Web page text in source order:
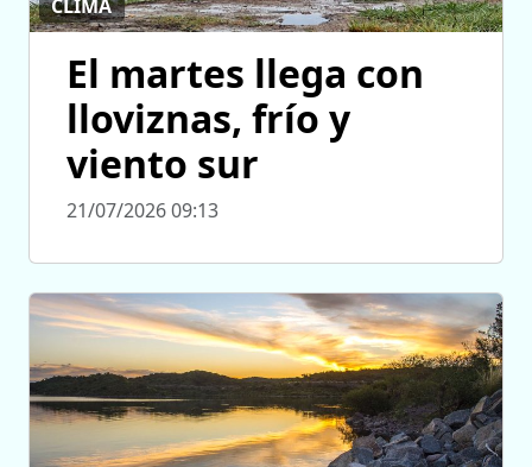
CLIMA
El martes llega con
lloviznas, frío y
viento sur
21/07/2026 09:13